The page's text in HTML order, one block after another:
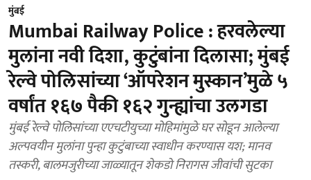
मुंबई
Mumbai Railway Police : हरवलेल्या
मुलांना नवी दिशा, कुटुंबांना दिलासा; मुंबई
रेल्वे पोलिसांच्या ‘ऑपरेशन मुस्कान’मुळे ५
वर्षांत १६७ पैकी १६२ गुन्ह्यांचा उलगडा
मुंबई रेल्वे पोलिसांच्या एएचटीयुच्या मोहिमांमुळे घर सोडून आलेल्या
अल्पवयीन मुलांना पुन्हा कुटुंबाच्या स्वाधीन करण्यास यश; मानव
तस्करी, बालमजुरीच्या जाळ्यातून शेकडो निरागस जीवांची सुटका